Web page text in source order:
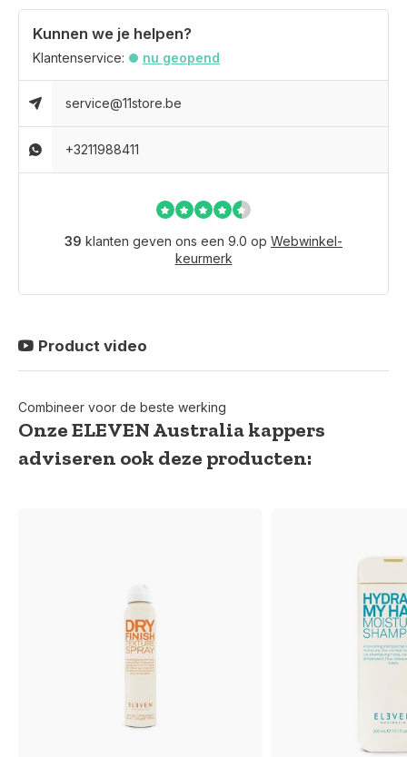
Kunnen we je helpen?
Klantenservice: nu geopend
service@11store.be
+3211988411
39 klanten geven ons een 9.0 op Webwinkel-
keurmerk
Product video
Combineer voor de beste werking
Onze ELEVEN Australia kappers
adviseren ook deze producten: